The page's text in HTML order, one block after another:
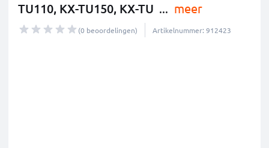
TU110, KX-TU150, KX-TU ... meer
(0 beoordelingen) Artikelnummer: 912423